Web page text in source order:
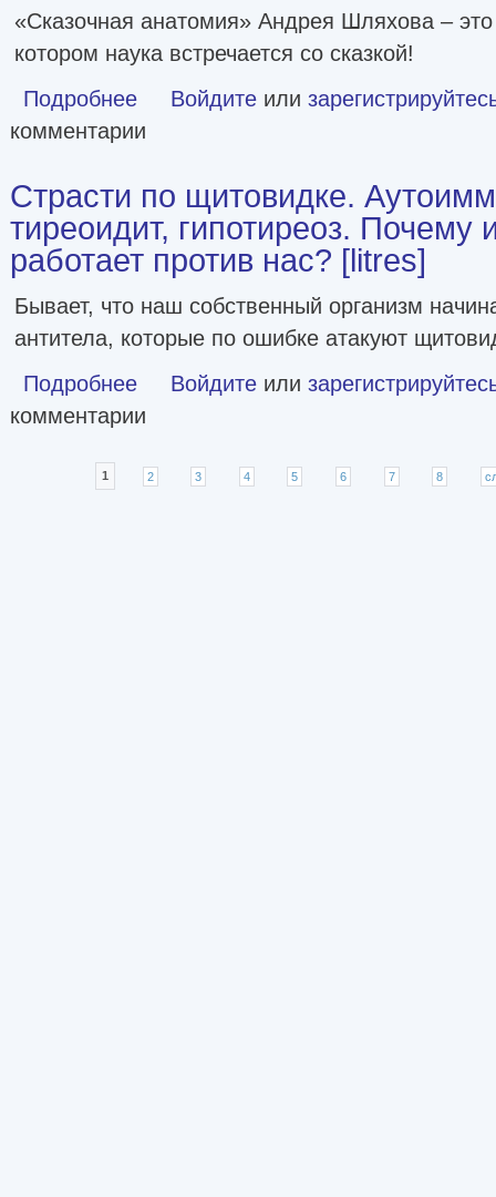
«Сказочная анатомия» Андрея Шляхова –
котором наука встречается со сказкой!
Подробнее о Сказочная анатомия [litres]
Войдите или
комментарии
Страсти по щитовидке.
тиреоидит, гипотиреоз. Почему
работает против нас? [litres]
Бывает, что наш собственный организм
антитела, которые по ошибке атакуют
Подробнее о Страсти по щитовидке. Аутоиммунный тиреоидит,
Войдите или
комментарии
Страницы
1 2 3 4 5 6 7 8